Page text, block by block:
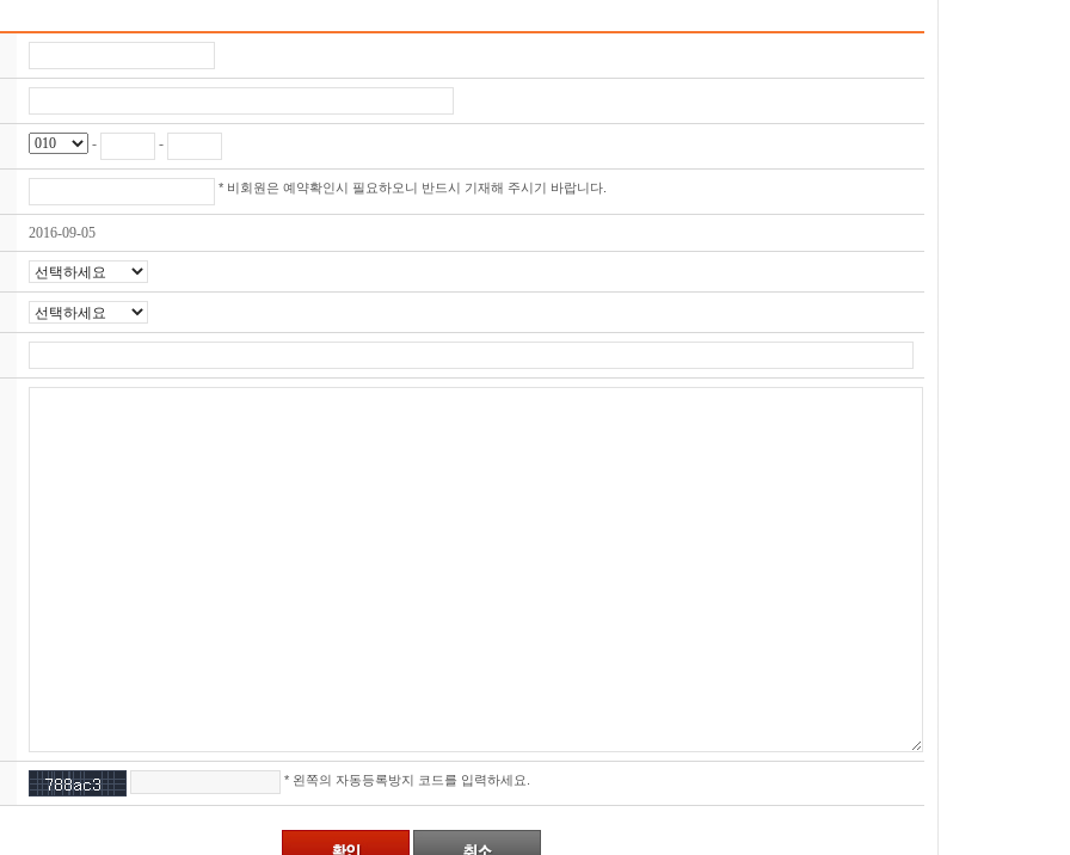
- -
* 비회원은 예약확인시 필요하오니 반드시 기재해 주시기 바랍니다.
2016-09-05
* 왼쪽의 자동등록방지 코드를 입력하세요.